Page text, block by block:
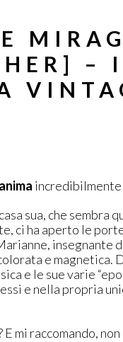
–
anima
sua, che sembra
ci ha aperto le
insegnante
e magnetica.
e le sue varie
e nella propria
E mi raccomando,